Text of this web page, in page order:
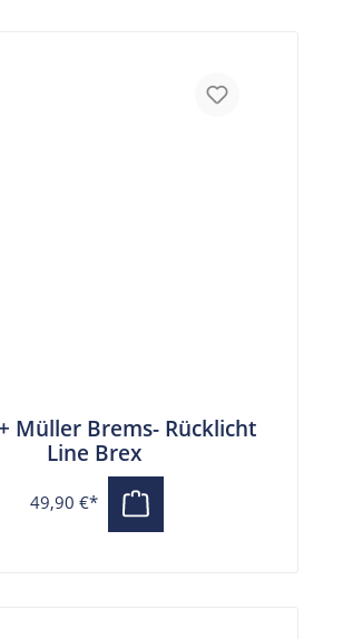
Müller Brems- Rücklicht
Line Brex
49,90 €*